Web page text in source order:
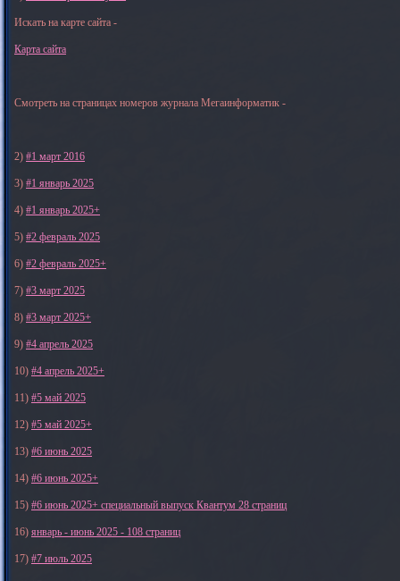
Искать на карте сайта -
Карта сайта
Смотреть на страницах номеров журнала Мегаинформатик -
2) #1 март 2016
3) #1 январь 2025
4) #1 январь 2025+
5) #2 февраль 2025
6) #2 февраль 2025+
7) #3 март 2025
8) #3 март 2025+
9) #4 апрель 2025
10) #4 апрель 2025+
11) #5 май 2025
12) #5 май 2025+
13) #6 июнь 2025
14) #6 июнь 2025+
15) #6 июнь 2025+ специальный выпуск Квантум 28 страниц
16) январь - июнь 2025 - 108 страниц
17) #7 июль 2025